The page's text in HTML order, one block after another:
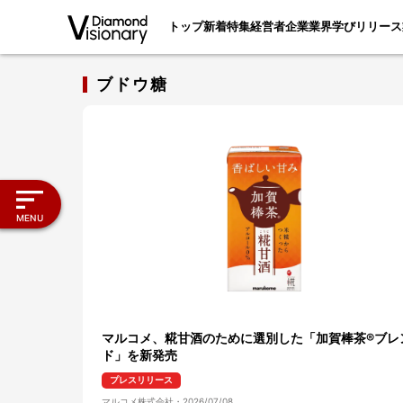
トップ新着特集経営者企業業界学びリリース
MENU
ブドウ糖
マルコメ、糀甘酒のために選別した「加賀棒茶®ブレ
ド」を新発売
プレスリリース